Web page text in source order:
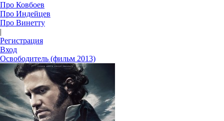
Про Ковбоев
Про Индейцев
Про Винетту
|
Регистрация
Вход
Освободитель (фильм 2013)